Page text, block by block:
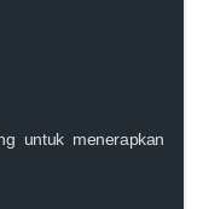
untuk menerapkan